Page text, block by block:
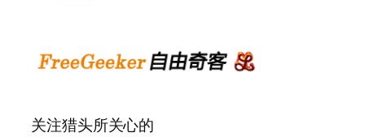
关注猎头所关心的